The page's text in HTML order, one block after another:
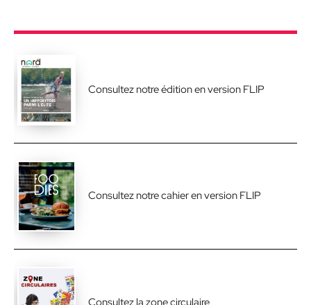
Consultez notre édition en version FLIP
Consultez notre cahier en version FLIP
Consultez la zone circulaire